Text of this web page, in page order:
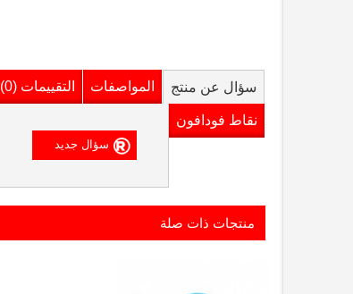
سؤال عن منتج المواصفات التقييمات (0)
نقاط فودافون
منتجات ذات صلة